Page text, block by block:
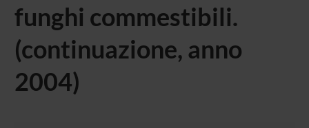
funghi commestibili.
(continuazione, anno
2004)